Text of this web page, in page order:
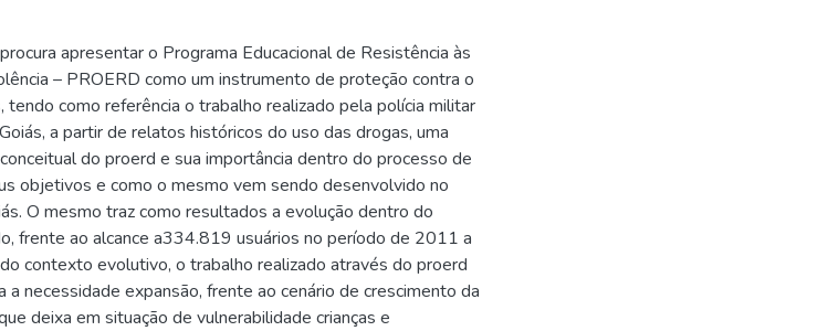
apresentar o Programa Educacional de Resistência às
– PROERD como um instrumento de proteção contra o
tendo como referência o trabalho realizado pela polícia militar
a partir de relatos históricos do uso das drogas, uma
do proerd e sua importância dentro do processo de
objetivos e como o mesmo vem sendo desenvolvido no
O mesmo traz como resultados a evolução dentro do
frente ao alcance a334.819 usuários no período de 2011 a
contexto evolutivo, o trabalho realizado através do proerd
a necessidade expansão, frente ao cenário de crescimento da
deixa em situação de vulnerabilidade crianças e